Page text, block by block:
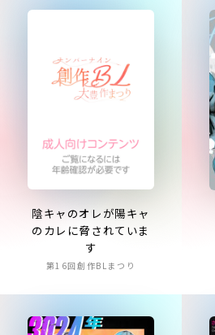
陰キャのオレが陽キャ
のカレに脅されていま
す
第16回創作BLまつり